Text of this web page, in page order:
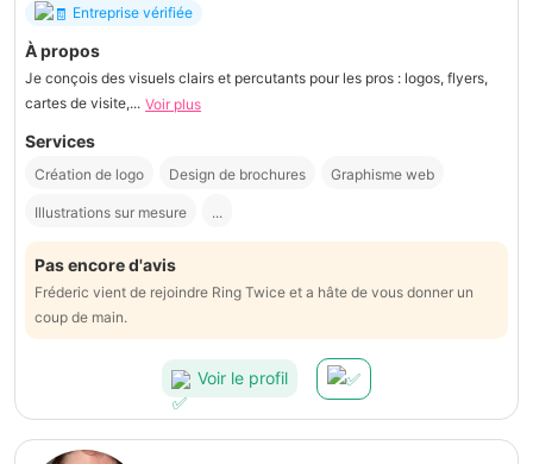
Entreprise vérifiée
À propos
Je conçois des visuels clairs et percutants pour les pros : logos, flyers,
cartes de visite,... Voir plus
Services
Création de logo Design de brochures Graphisme web
Illustrations sur mesure ...
Pas encore d'avis
Fréderic vient de rejoindre Ring Twice et a hâte de vous donner un
coup de main.
Voir le profil